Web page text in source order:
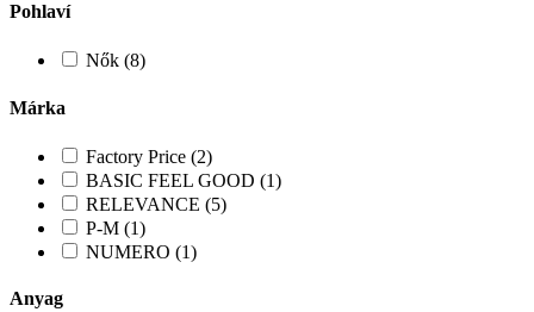
Pohlaví
Nők (8)
Márka
Factory Price (2)
BASIC FEEL GOOD (1)
RELEVANCE (5)
P-M (1)
NUMERO (1)
Anyag